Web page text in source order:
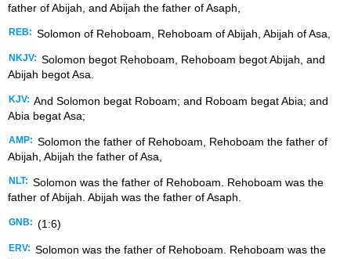
father of Abijah, and Abijah the father of Asaph,
REB: Solomon of Rehoboam, Rehoboam of Abijah, Abijah of Asa,
NKJV: Solomon begot Rehoboam, Rehoboam begot Abijah, and
Abijah begot Asa.
KJV: And Solomon begat Roboam; and Roboam begat Abia; and
Abia begat Asa;
AMP: Solomon the father of Rehoboam, Rehoboam the father of
Abijah, Abijah the father of Asa,
NLT: Solomon was the father of Rehoboam. Rehoboam was the
father of Abijah. Abijah was the father of Asaph.
GNB: (1:6)
ERV: Solomon was the father of Rehoboam. Rehoboam was the